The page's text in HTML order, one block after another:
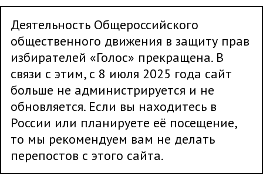
Деятельность Общероссийского
общественного движения в защиту прав
избирателей «Голос» прекращена. В
связи с этим, с 8 июля 2025 года сайт
больше не администрируется и не
обновляется. Если вы находитесь в
России или планируете её посещение,
то мы рекомендуем вам не делать
перепостов с этого сайта.